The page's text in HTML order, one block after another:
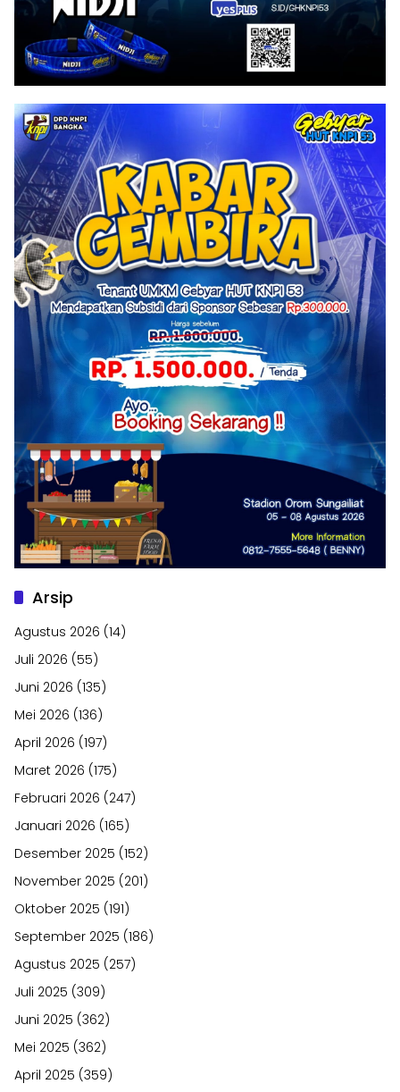
Arsip
Agustus 2026 (14)
Juli 2026 (55)
Juni 2026 (135)
Mei 2026 (136)
April 2026 (197)
Maret 2026 (175)
Februari 2026 (247)
Januari 2026 (165)
Desember 2025 (152)
November 2025 (201)
Oktober 2025 (191)
September 2025 (186)
Agustus 2025 (257)
Juli 2025 (309)
Juni 2025 (362)
Mei 2025 (362)
April 2025 (359)